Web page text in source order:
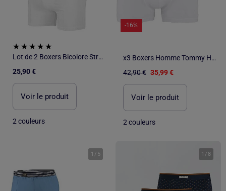
Lot de 2 Boxers Bicolore Stretch - ATLAS FOR MEN
25,90 €
Voir le produit
2 couleurs
-16%
x3 Boxers Homme Tommy Hilfiger
42,90 € 35,99 €
Voir le produit
2 couleurs
1 / 5 1 / 8